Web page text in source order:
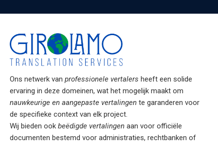
Ons netwerk van professionele vertalers heeft een solide
ervaring in deze domeinen, wat het mogelijk maakt om
nauwkeurige en aangepaste vertalingen te garanderen voor
de specifieke context van elk project.
Wij bieden ook beëdigde vertalingen aan voor officiële
documenten bestemd voor administraties, rechtbanken of